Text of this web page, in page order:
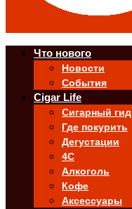
Что нового
Новости
События
Cigar Life
Сигарный гид
Где покурить
Дегустации
4C
Алкоголь
Кофе
Аксессуары